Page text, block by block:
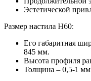
Эстетической
Размер настила Н60:
Его габаритная
845 мм.
Высота профиля
Толщина – 0,5-1